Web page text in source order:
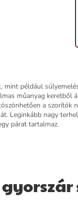
mint például
műanyag keretből
a szorítók
Leginkább nagy
párat tartalmaz.